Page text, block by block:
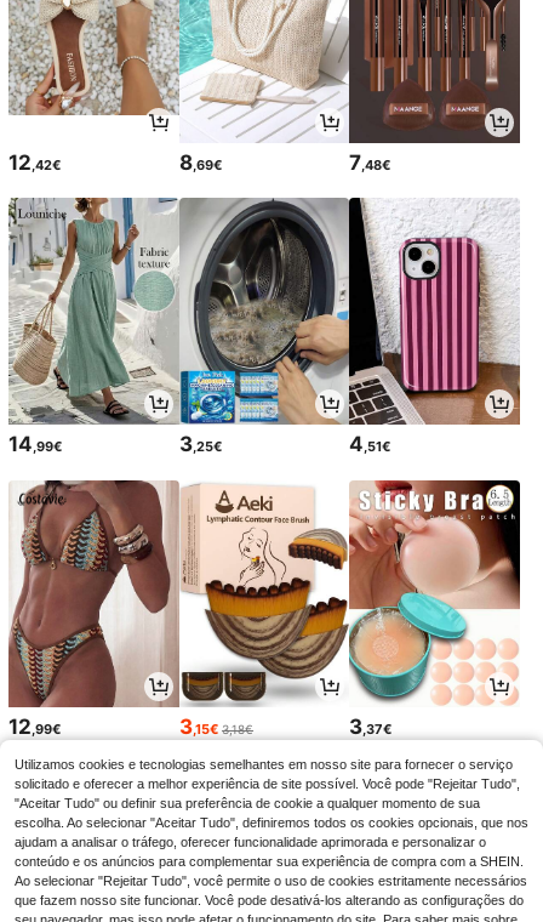
12,42€ 8,69€ 7,48€
14,99€ 3,25€ 4,51€
12 ,99€ 3,15€ 3,18€ 3 ,37€
Utilizamos cookies e tecnologias semelhantes em nosso site para fornecer o serviço
solicitado e oferecer a melhor experiência de site possível. Você pode "Rejeitar Tudo",
"Aceitar Tudo" ou definir sua preferência de cookie a qualquer momento de sua
escolha. Ao selecionar "Aceitar Tudo", definiremos todos os cookies opcionais, que nos
ajudam a analisar o tráfego, oferecer funcionalidade aprimorada e personalizar o
conteúdo e os anúncios para complementar sua experiência de compra com a SHEIN.
Ao selecionar "Rejeitar Tudo", você permite o uso de cookies estritamente necessários
que fazem nosso site funcionar. Você pode desativá-los alterando as configurações do